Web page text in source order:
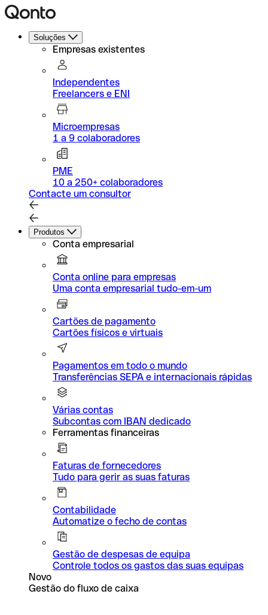
Soluções
Empresas existentes
Independentes
Freelancers e ENI
Microempresas
1 a 9 colaboradores
PME
10 a 250+ colaboradores
Contacte um consultor
Produtos
Conta empresarial
Conta online para empresas
Uma conta empresarial tudo-em-um
Cartões de pagamento
Cartões físicos e virtuais
Pagamentos em todo o mundo
Transferências SEPA e internacionais rápidas
Várias contas
Subcontas com IBAN dedicado
Ferramentas financeiras
Faturas de fornecedores
Tudo para gerir as suas faturas
Contabilidade
Automatize o fecho de contas
Gestão de despesas de equipa
Controle todos os gastos das suas equipas
Novo
Gestão do fluxo de caixa